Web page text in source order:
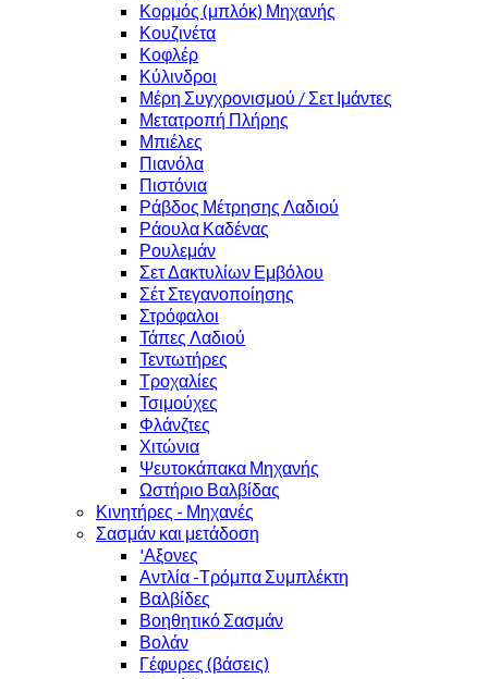
Κορμός (μπλόκ) Μηχανής
Κουζινέτα
Κοφλέρ
Κύλινδροι
Μέρη Συγχρονισμού / Σετ Ιμάντες
Μετατροπή Πλήρης
Μπιέλες
Πιανόλα
Πιστόνια
Ράβδος Μέτρησης Λαδιού
Ράουλα Καδένας
Ρουλεμάν
Σετ Δακτυλίων Εμβόλου
Σέτ Στεγανοποίησης
Στρόφαλοι
Τάπες Λαδιού
Τεντωτήρες
Τροχαλίες
Τσιμούχες
Φλάνζτες
Χιτώνια
Ψευτοκάπακα Μηχανής
Ωστήριο Βαλβίδας
Κινητήρες - Μηχανές
Σασμάν και μετάδοση
'Αξονες
Αντλία -Τρόμπα Συμπλέκτη
Βαλβίδες
Βοηθητικό Σασμάν
Βολάν
Γέφυρες (βάσεις)